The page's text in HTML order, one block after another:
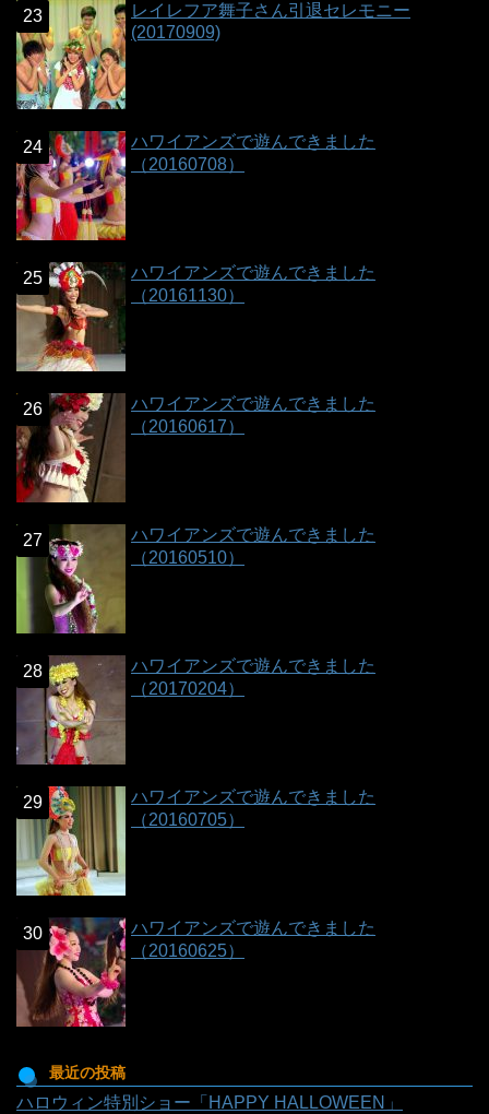
レイレフア舞子さん引退セレモニー
(20170909)
ハワイアンズで遊んできました
（20160708）
ハワイアンズで遊んできました
（20161130）
ハワイアンズで遊んできました
（20160617）
ハワイアンズで遊んできました
（20160510）
ハワイアンズで遊んできました
（20170204）
ハワイアンズで遊んできました
（20160705）
ハワイアンズで遊んできました
（20160625）
最近の投稿
ハロウィン特別ショー「HAPPY HALLOWEEN」